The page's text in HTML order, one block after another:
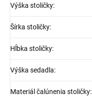
Výška stoličky:
Šírka stoličky:
Hĺbka stoličky:
Výška sedadla:
Materiál čalúnenia stoličky: